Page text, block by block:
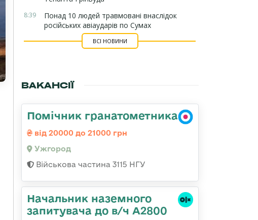
8:39
Понад 10 людей травмовані внаслідок
російських авіаударів по Сумах
ВСІ НОВИНИ
ВАКАНСІЇ
Помічник гранатометника
від 20000 до 21000 грн
Ужгород
Військова частина 3115 НГУ
Начальник наземного
запитувача до в/ч А2800